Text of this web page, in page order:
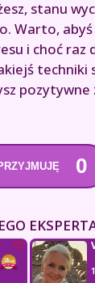
stanu
Warto, abyś
i choć raz
techniki
pozytywne
0